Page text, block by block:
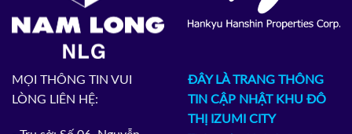
MỌI THÔNG TIN VUI
LÒNG LIÊN HỆ:
ĐÂY LÀ TRANG THÔNG
TIN CẬP NHẬT KHU ĐÔ
THỊ IZUMI CITY